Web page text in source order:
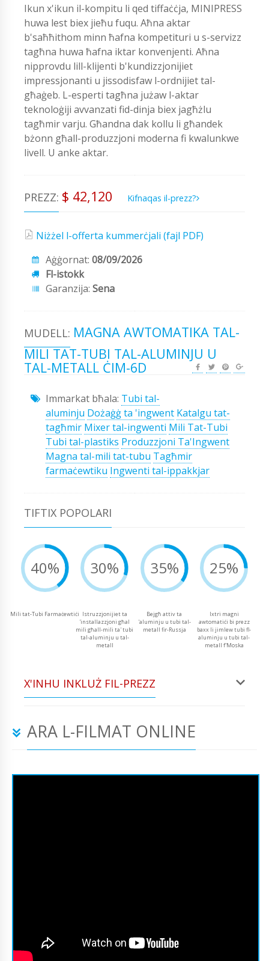
Ikun x'ikun il-kompitu li qed tiffaċċja, MINIPRESS
huwa lest biex jieħu fuqu. Aħna aktar
b'saħħithom minn ħafna kompetituri u s-servizz
tagħna huwa ħafna iktar konvenjenti. Aħna
nipprovdu lill-klijenti b'kundizzjonijiet
impressjonanti u jissodisfaw l-ordnijiet tal-
għaġeb. L-esperti tagħna jużaw l-aktar
teknoloġiji avvanzati fid-dinja biex jagħżlu
tagħmir varju. Għandna dak kollu li għandek
bżonn għall-produzzjoni moderna fi kwalunkwe
livell. U anke aktar.
PREZZ: $ 42,120 Kifnaqas il-prezz?
Niżżel l-offerta kummerċjali (fajl PDF)
Aġġornat: 08/09/2026
Fl-istokk
Garanzija: Sena
MUDELL: MAGNA AWTOMATIKA TAL-
MILI TAT-TUBI TAL-ALUMINJU U
TAL-METALL ĊIM-6D
Immarkat bħala: Tubi tal-
aluminju Dożaġġ ta 'ingwent Katalgu tat-
tagħmir Mixer tal-ingwenti Mili Tat-Tubi
Tubi tal-plastiks Produzzjoni Ta'Ingwent
Magna tal-mili tat-tubu Tagħmir
farmaċewtiku Ingwenti tal-ippakkjar
TIFTIX POPOLARI
40%
Mili tat-Tubi Farmaċewtiċi
30%
Istruzzjonijiet ta
'installazzjoni għal
mili għall-mili ta' tubi
tal-aluminju u tal-
metall
35%
Bejgħ attiv ta
'aluminju u tubi tal-
metall fir-Russja
25%
Ixtri magni
awtomatiċi bi prezz
baxx li jimlew tubi fl-
aluminju u tubi tal-
metall f'Moska
X'INHU INKLUŻ FIL-PREZZ
ARA L-FILMAT ONLINE